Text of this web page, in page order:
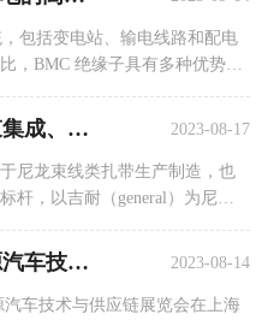
包括变电站、输电线路和配电
，BMC 绝缘子具有多种优势：
流通过方面非常有效。这确保
干货 | “吉耐扎带”解决线束集成、固定和排布难题 2023-08-17
尼龙束线类扎带生产制造，也
杆，以吉耐（general）为尼龙
龙扎带的品质，同时也会协助
吉耐展会时事 | 2023新能源汽车技术与供应链展览会 2023-08-14
汽车技术与供应链展览会在上海